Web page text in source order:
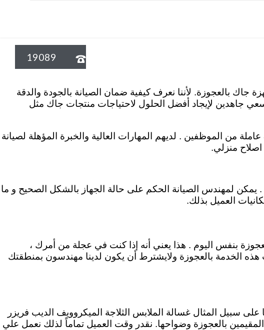

19089
19089 بصفتنا خبراء في مجال اصلاح اجهزة جاك بالعجوزة. لأننا نعرف كيفية ضمان الصيانة بالجودة والدقة
نسعي جاهدين لإيجاد أفضل الحلول لاحتياجات منتجات جاك مثل
من الموظفين . لديهم المهارات العالية والخبرة المؤهلة لصيانة
منزلي.
لمهندس الصيانة الحكم على حالة الجهاز بالشكل الصحيح و ما
العميل بذلك.
بنفس اليوم . هذا يعني أنه إذا كنت في عجلة من أمرك ،
الخدمة بالعجوزة ولايشترط أن يكون لدينا مهندسون بمنطقتك
على سبيل المثال غسالة الملابس الثلاجة الميكروويف الديب فريزر
بالعجوزة وضواحها. نقدر وقت العميل تماماً لذلك نعمل علي